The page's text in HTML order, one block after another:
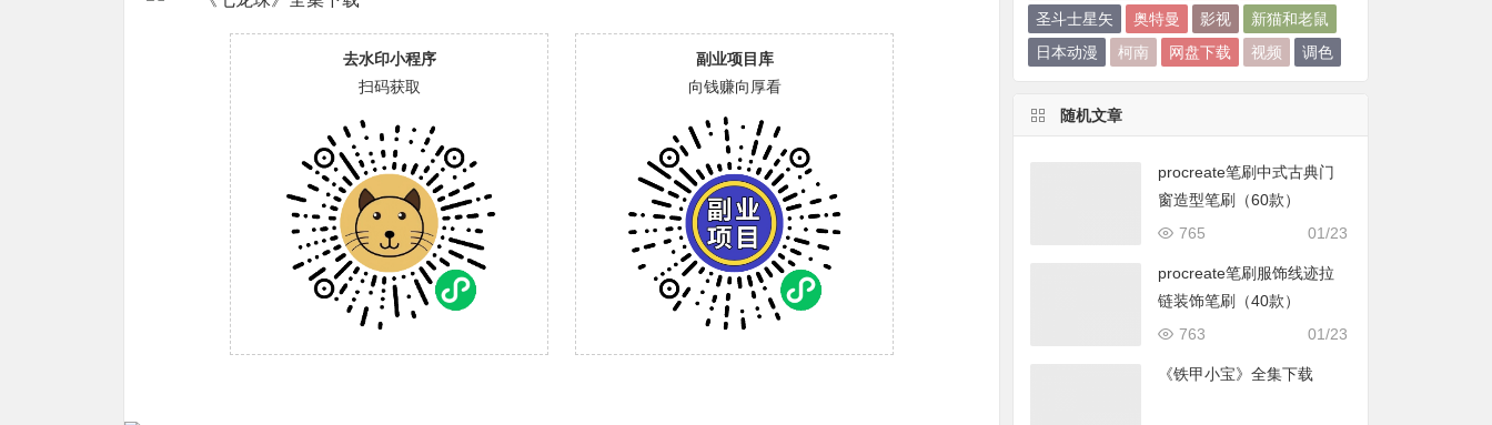
去水印小程序
扫码获取
副业项目库
向钱赚向厚看
圣斗士星矢
奥特曼 影视
新猫和老鼠
日本动漫
柯南 网盘下载 视频 调色
随机文章
procreate笔刷中式古典门
窗造型笔刷（60款）
01/23
765
procreate笔刷服饰线迹拉
链装饰笔刷（40款）
01/23
763
《铁甲小宝》全集下载